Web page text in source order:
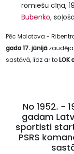
romiešu cīņa,
Bubenko,
Pēc Molotova -
gada 17. jūnijā zaudēja
sastāvā, līdz ar to
No 1952. -
gadam
sportisti
PSRS